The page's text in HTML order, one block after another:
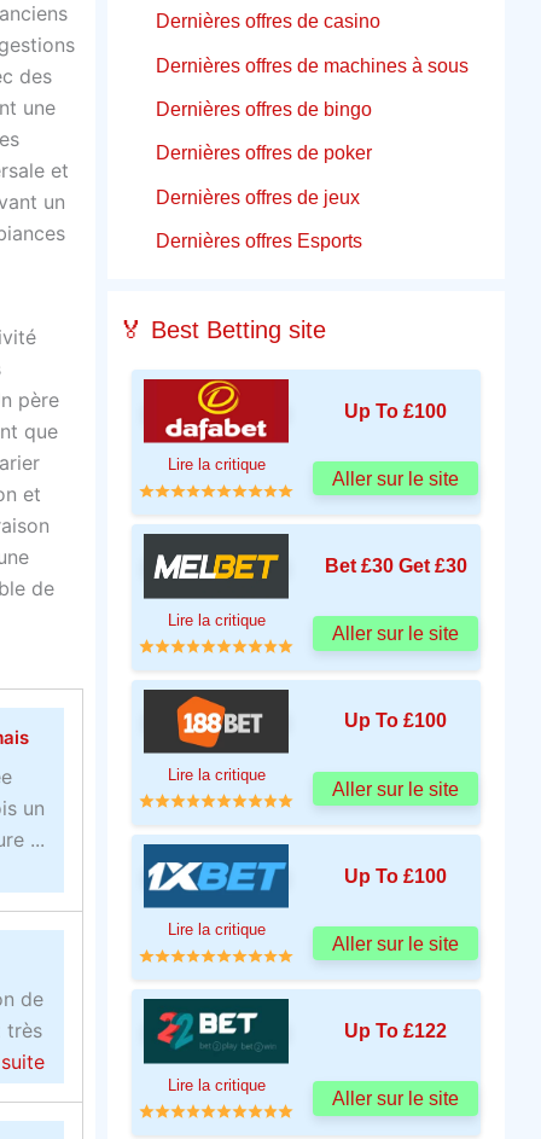
des
une
et
un
père
que
et
de
un
...
de
très
a
o
Dernières offres de casino
Dernières offres de machines à sous
Dernières offres de bingo
Dernières offres de poker
Dernières offres de jeux
Dernières offres Esports
🏅 Best Betting site
Up To £100
Lire la critique
Aller sur le site
Bet £30 Get £30
Lire la critique
Aller sur le site
Up To £100
Lire la critique
Aller sur le site
Up To £100
Lire la critique
Aller sur le site
Up To £122
Lire la critique
Aller sur le site